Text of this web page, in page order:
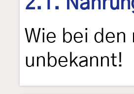
Wie bei
unbekannt!